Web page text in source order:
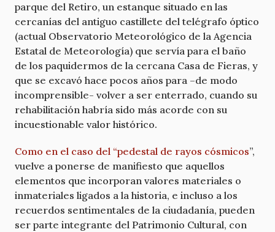
parque del Retiro, un estanque situado en las
cercanías del antiguo castillete del telégrafo óptico
(actual Observatorio Meteorológico de la Agencia
Estatal de Meteorología) que servía para el baño
de los paquidermos de la cercana Casa de Fieras, y
que se excavó hace pocos años para –de modo
incomprensible- volver a ser enterrado, cuando su
rehabilitación habría sido más acorde con su
incuestionable valor histórico.
Como en el caso del “pedestal de rayos cósmicos”,
vuelve a ponerse de manifiesto que aquellos
elementos que incorporan valores materiales o
inmateriales ligados a la historia, e incluso a los
recuerdos sentimentales de la ciudadanía, pueden
ser parte integrante del Patrimonio Cultural, con